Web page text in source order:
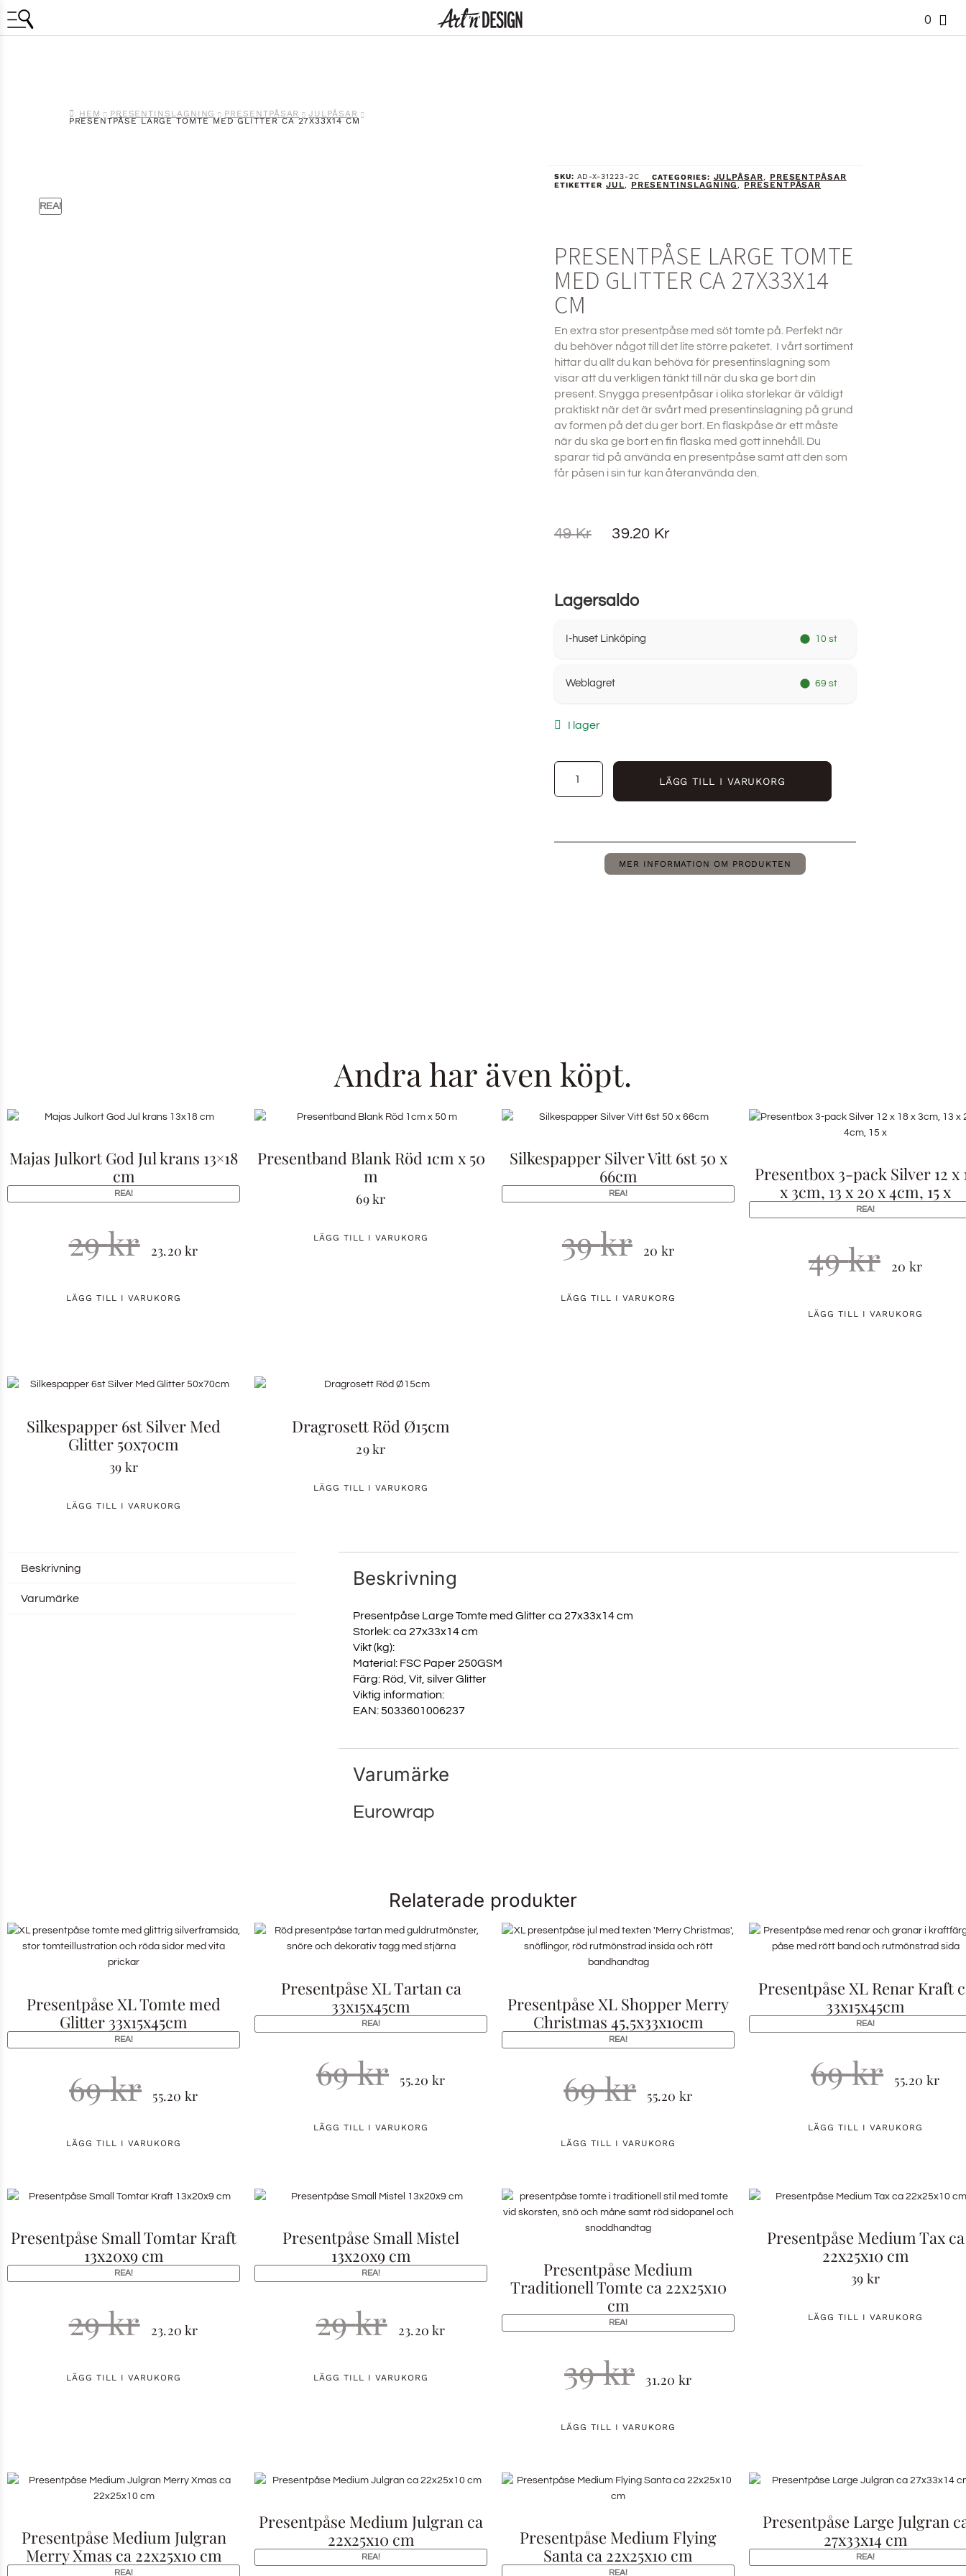
0
HEM PRESENTINSLAGNING PRESENTPÅSAR JULPÅSAR
PRESENTPÅSE LARGE TOMTE MED GLITTER CA 27X33X14 CM
REA!
SKU: AD-X-31223-2C CATEGORIES: JULPÅSAR, PRESENTPÅSAR
ETIKETTER JUL, PRESENTINSLAGNING, PRESENTPÅSAR
PRESENTPÅSE LARGE TOMTE
MED GLITTER CA 27X33X14
CM
En extra stor presentpåse med söt tomte på. Perfekt när
du behöver något till det lite större paketet. I vårt sortiment
hittar du allt du kan behöva för presentinslagning som
visar att du verkligen tänkt till när du ska ge bort din
present. Snygga presentpåsar i olika storlekar är väldigt
praktiskt när det är svårt med presentinslagning på grund
av formen på det du ger bort. En flaskpåse är ett måste
när du ska ge bort en fin flaska med gott innehåll. Du
sparar tid på använda en presentpåse samt att den som
får påsen i sin tur kan återanvända den.
49Kr 39.20 Kr
Lagersaldo
I-huset Linköping 10 st
Weblagret 69 st
I lager
LÄGG TILL I VARUKORG
MER INFORMATION OM PRODUKTEN
Andra har även köpt.
Majas Julkort God Jul krans 13×18
cm
REA!
29kr 23.20kr
LÄGG TILL I VARUKORG
Presentband Blank Röd 1cm x 50
m
69kr
LÄGG TILL I VARUKORG
Silkespapper Silver Vitt 6st 50 x
66cm
REA!
39kr 20 kr
LÄGG TILL I VARUKORG
Presentbox 3-pack Silver 12 x
x 3cm, 13 x 20 x 4cm, 15 x
REA!
49kr 20 kr
LÄGG TILL I VARUKORG
Silkespapper 6st Silver Med
Glitter 50x70cm
39 kr
LÄGG TILL I VARUKORG
Dragrosett Röd Ø15cm
29kr
LÄGG TILL I VARUKORG
Beskrivning
Varumärke
Beskrivning
Presentpåse Large Tomte med Glitter ca 27x33x14 cm
Storlek: ca 27x33x14 cm
Vikt (kg):
Material: FSC Paper 250GSM
Färg: Röd, Vit, silver Glitter
Viktig information:
EAN: 5033601006237
Varumärke
Eurowrap
Relaterade produkter
Presentpåse XL Tomte med
Glitter 33x15x45cm
REA!
69kr 55.20 kr
LÄGG TILL I VARUKORG
Presentpåse XL Tartan ca
33x15x45cm
REA!
69kr 55.20 kr
LÄGG TILL I VARUKORG
Presentpåse XL Shopper Merry
Christmas 45,5x33x10cm
REA!
69kr 55.20 kr
LÄGG TILL I VARUKORG
Presentpåse XL Renar Kraft
33x15x45cm
REA!
69kr 55.20 kr
LÄGG TILL I VARUKORG
Presentpåse Small Tomtar Kraft
13x20x9 cm
REA!
29kr 23.20kr
LÄGG TILL I VARUKORG
Presentpåse Small Mistel
13x20x9 cm
REA!
29kr 23.20kr
LÄGG TILL I VARUKORG
Presentpåse Medium
Traditionell Tomte ca 22x25x10
cm
REA!
39kr 31.20 kr
LÄGG TILL I VARUKORG
Presentpåse Medium Tax ca
22x25x10 cm
39 kr
LÄGG TILL I VARUKORG
Presentpåse Medium Julgran
Merry Xmas ca 22x25x10 cm
REA!
Presentpåse Medium Julgran ca
22x25x10 cm
REA!
Presentpåse Medium Flying
Santa ca 22x25x10 cm
REA!
Presentpåse Large Julgran
27x33x14 cm
REA!